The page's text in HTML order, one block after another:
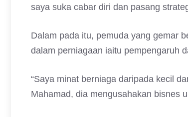
saya suka cabar diri dan pasang
Dalam pada itu, pemuda yang gemar
dalam perniagaan iaitu pempengaruh
“Saya minat berniaga daripada kecil
Mahamad, dia mengusahakan bisnes